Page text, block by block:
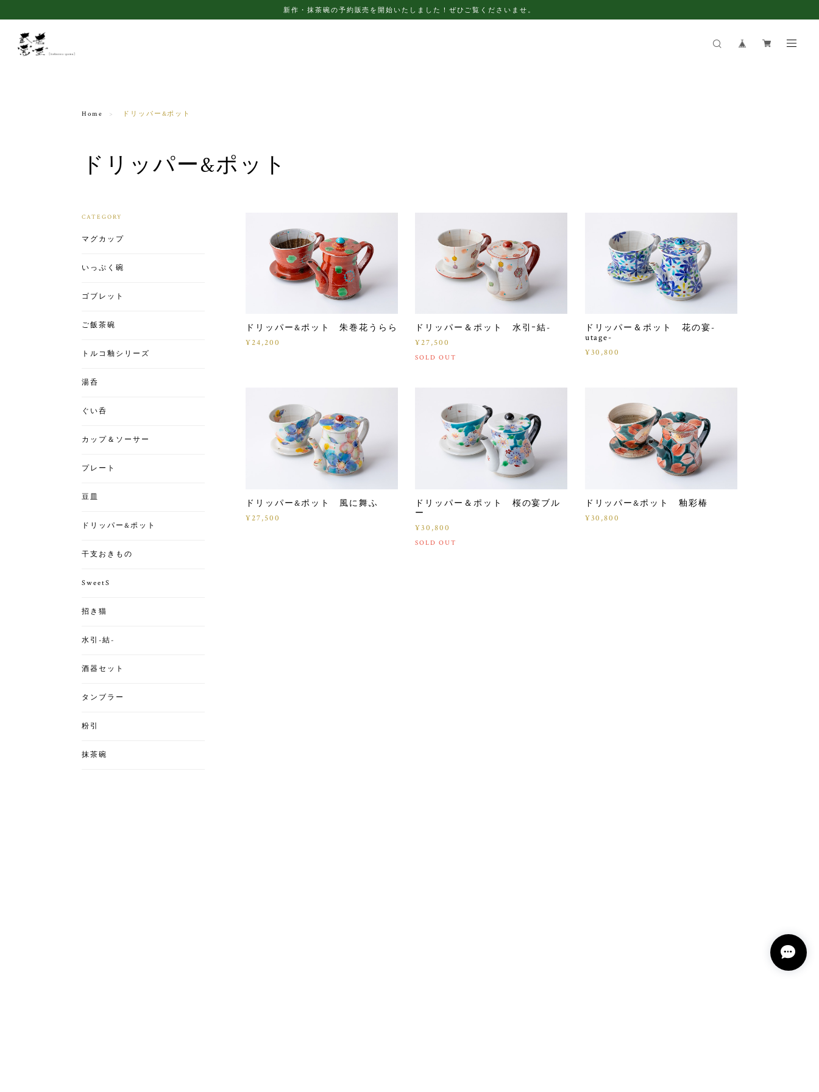
新作・抹茶碗の予約販売を開始いたしました！ぜひご覧くださいませ。
Home ドリッパー&ポット
ドリッパー&ポット
ドリッパー&ポット 朱巻花うらら
¥24,200
ドリッパー＆ポット 水引ｰ結-
¥27,500
SOLD OUT
ドリッパー＆ポット 花の宴-
utage-
¥30,800
ドリッパー&ポット 風に舞ふ
¥27,500
ドリッパー＆ポット 桜の宴ブル
ー
¥30,800
SOLD OUT
ドリッパー&ポット 釉彩椿
¥30,800
CATEGORY
マグカップ
いっぷく碗
ゴブレット
ご飯茶碗
トルコ釉シリーズ
湯呑
ぐい呑
カップ＆ソーサー
プレート
豆皿
ドリッパー&ポット
干支おきもの
SweetS
招き猫
水引-結-
酒器セット
タンブラー
粉引
抹茶碗